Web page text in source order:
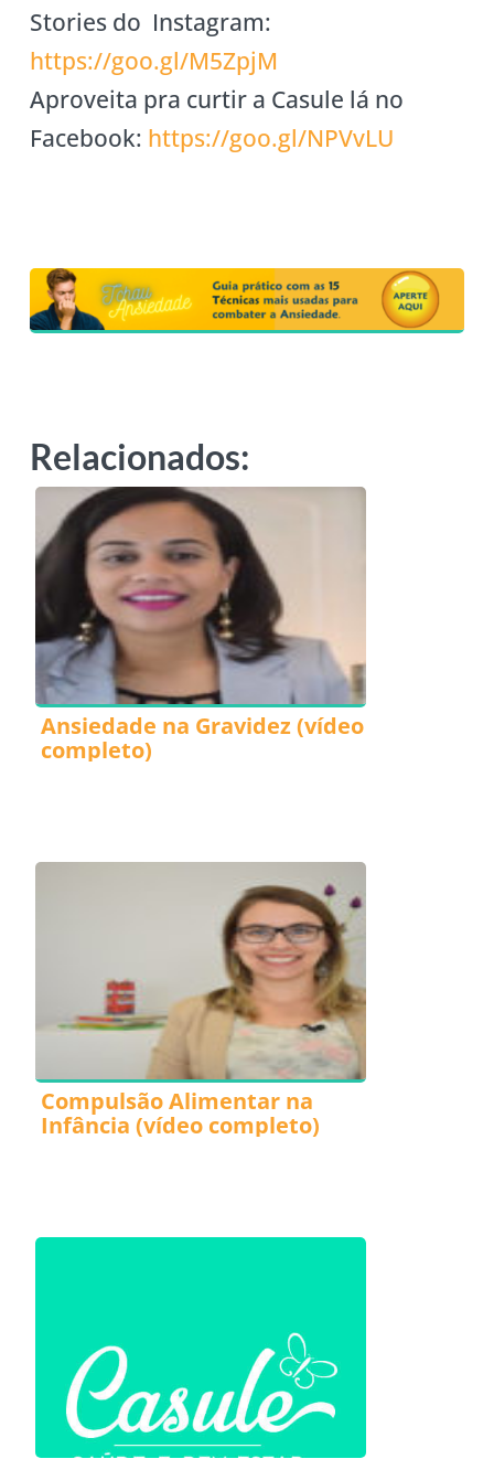
Stories do Instagram:
https://goo.gl/M5ZpjM
Aproveita pra curtir a Casule lá no
Facebook: https://goo.gl/NPVvLU
Relacionados:
Ansiedade na Gravidez (vídeo
completo)
Compulsão Alimentar na
Infância (vídeo completo)